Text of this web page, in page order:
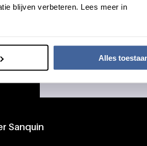
blijven verbeteren. Lees meer in
Alles
Het zit in ons
Het zit ook in jou. Meld je
Word donor
Sanquin